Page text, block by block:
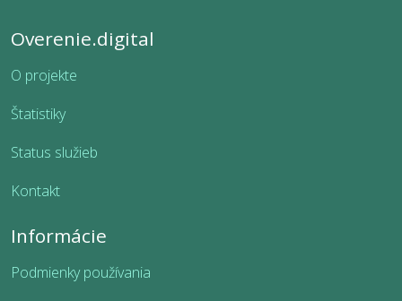
Overenie.digital
O projekte
Štatistiky
Status služieb
Kontakt
Informácie
Podmienky používania